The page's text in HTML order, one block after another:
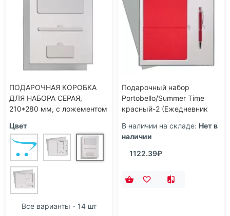
ПОДАРОЧНАЯ КОРОБКА
ДЛЯ НАБОРА СЕРАЯ,
210*280 мм, c ложементом
Цвет
Все варианты - 14 шт
Подарочный набор
Portobello/Summer Time
красный-2 (Ежедневник
В наличии на складе: Нет в
наличии
1122.39₽